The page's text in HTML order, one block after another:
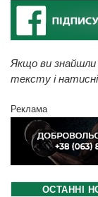
Якщо ви знайшли
тексту і
Реклама
ОСТАННІ